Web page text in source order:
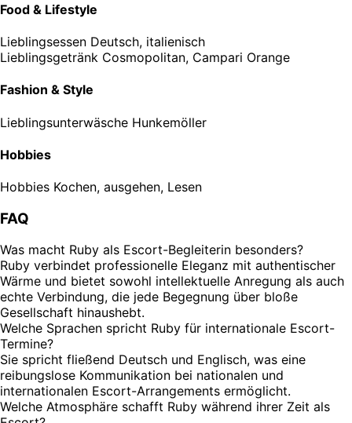
Food & Lifestyle
Lieblingsessen Deutsch, italienisch
Lieblingsgetränk Cosmopolitan, Campari Orange
Fashion & Style
Lieblingsunterwäsche Hunkemöller
Hobbies
Hobbies Kochen, ausgehen, Lesen
FAQ
Was macht Ruby als Escort-Begleiterin besonders?
Ruby verbindet professionelle Eleganz mit authentischer
Wärme und bietet sowohl intellektuelle Anregung als auch
echte Verbindung, die jede Begegnung über bloße
Gesellschaft hinaushebt.
Welche Sprachen spricht Ruby für internationale Escort-
Termine?
Sie spricht fließend Deutsch und Englisch, was eine
reibungslose Kommunikation bei nationalen und
internationalen Escort-Arrangements ermöglicht.
Welche Atmosphäre schafft Ruby während ihrer Zeit als